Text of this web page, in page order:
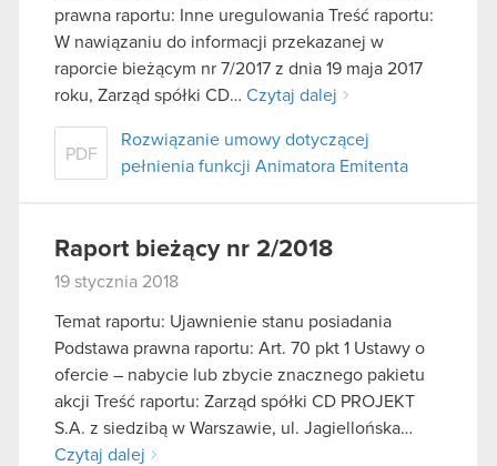
prawna raportu: Inne uregulowania Treść raportu:
W nawiązaniu do informacji przekazanej w
raporcie bieżącym nr 7/2017 z dnia 19 maja 2017
roku, Zarząd spółki CD… Czytaj dalej
PDF
Rozwiązanie umowy dotyczącej
pełnienia funkcji Animatora Emitenta
Raport bieżący nr 2/2018
19 stycznia 2018
Temat raportu: Ujawnienie stanu posiadania
Podstawa prawna raportu: Art. 70 pkt 1 Ustawy o
ofercie – nabycie lub zbycie znacznego pakietu
akcji Treść raportu: Zarząd spółki CD PROJEKT
S.A. z siedzibą w Warszawie, ul. Jagiellońska…
Czytaj dalej